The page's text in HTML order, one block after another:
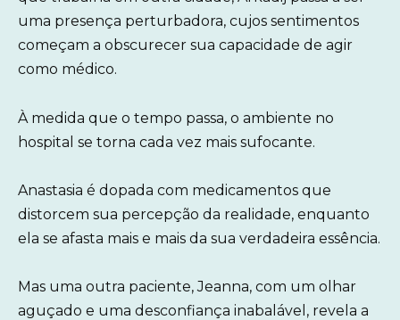
uma presença perturbadora, cujos sentimentos
começam a obscurecer sua capacidade de agir
como médico.
À medida que o tempo passa, o ambiente no
hospital se torna cada vez mais sufocante.
Anastasia é dopada com medicamentos que
distorcem sua percepção da realidade, enquanto
ela se afasta mais e mais da sua verdadeira essência.
Mas uma outra paciente, Jeanna, com um olhar
aguçado e uma desconfiança inabalável, revela a